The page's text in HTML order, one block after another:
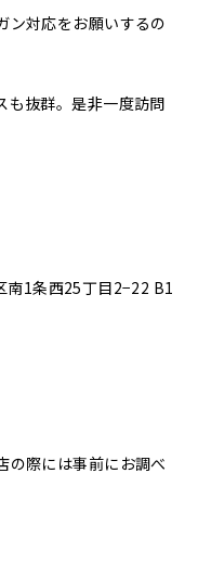
ン対応をお願いするの
も抜群。是非一度訪問
南1条西25丁目2−22 B1
の際には事前にお調べ